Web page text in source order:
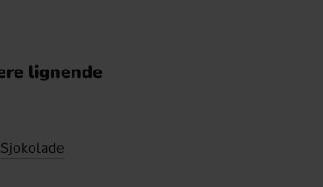
lignende
Sjokolade